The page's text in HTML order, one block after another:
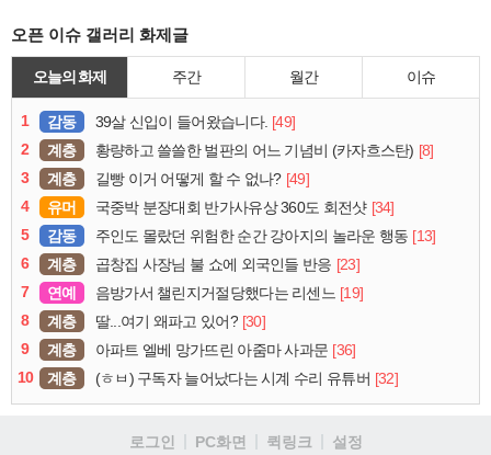
오픈 이슈 갤러리 화제글
오늘의 화제 주간 월간 이슈
1 감동 39살 신입이 들어왔습니다. [49]
2
계층 황량하고 쓸쓸한 벌판의 어느 기념비 (카자흐스탄) [8]
3
계층 길빵 이거 어떻게 할 수 없나? [49]
4
유머 국중박 분장대회 반가사유상 360도 회전샷 [34]
5
감동 주인도 몰랐던 위험한 순간 강아지의 놀라운 행동 [13]
6
계층 곱창집 사장님 불 쇼에 외국인들 반응 [23]
7
연예 음방가서 챌린지거절당했다는 리센느 [19]
8
계층 딸...여기 왜파고 있어? [30]
9
계층 아파트 엘베 망가뜨린 아줌마 사과문 [36]
10
계층 (ㅎㅂ) 구독자 늘어났다는 시계 수리 유튜버 [32]
로그인 PC화면 퀵링크 설정